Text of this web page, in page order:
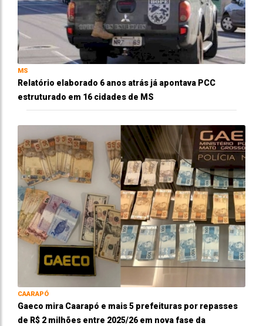
MS
Relatório elaborado 6 anos atrás já apontava PCC
estruturado em 16 cidades de MS
CAARAPÓ
Gaeco mira Caarapó e mais 5 prefeituras por repasses
de R$ 2 milhões entre 2025/26 em nova fase da